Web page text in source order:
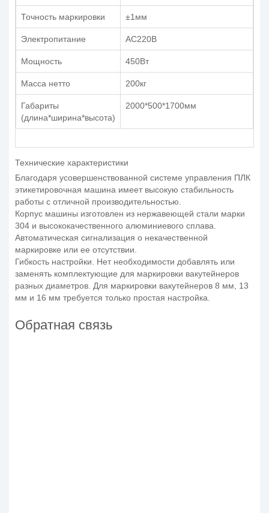
Точность маркировки ±1мм
Электропитание AC220В
Мощность 450Вт
Масса нетто 200кг
Габариты
(длина*ширина*высота)
2000*500*1700мм
Технические характеристики
Благодаря усовершенствованной системе управления ПЛК
этикетировочная машина имеет высокую стабильность
работы с отличной производительностью.
Корпус машины изготовлен из нержавеющей стали марки
304 и высококачественного алюминиевого сплава.
Автоматическая сигнализация о некачественной
маркировке или ее отсутствии.
Гибкость настройки. Нет необходимости добавлять или
заменять комплектующие для маркировки вакутейнеров
разных диаметров. Для маркировки вакутейнеров 8 мм, 13
мм и 16 мм требуется только простая настройка.
Обратная связь